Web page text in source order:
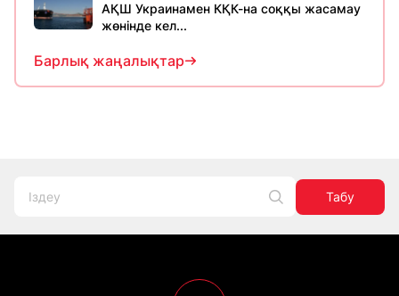
АҚШ Украинамен КҚК-на соққы жасамау
жөнінде кел...
Барлық жаңалықтар
Табу